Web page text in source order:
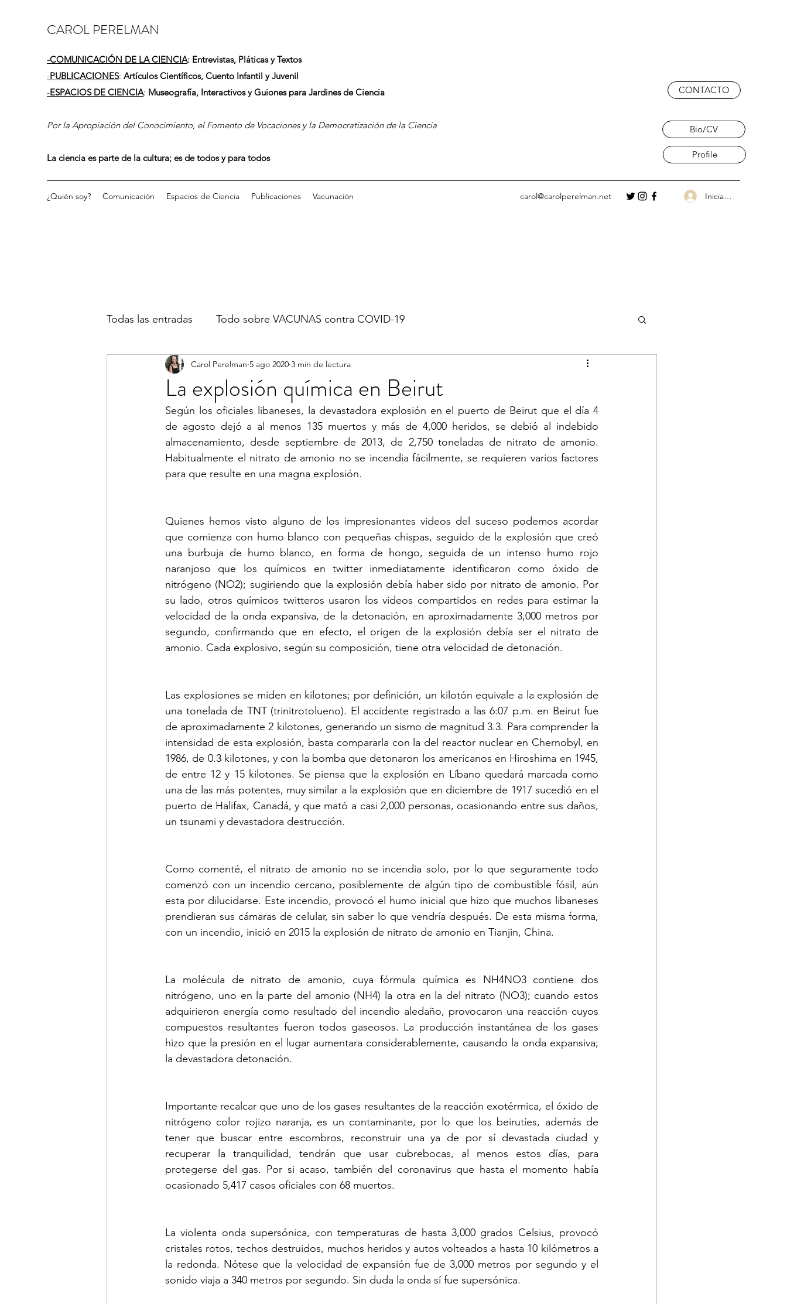
CAROL PERELMAN
-COMUNICACIÓN DE LA CIENCIA: Entrevistas, Pláticas y Textos
-PUBLICACIONES: Artículos Científicos, Cuento Infantil y Juvenil
-ESPACIOS DE CIENCIA: Museografía, Interactivos y Guiones para Jardines de Ciencia
Por la Apropiación del Conocimiento, el Fomento de Vocaciones y la Democratización de la Ciencia
La ciencia es parte de la cultura; es de todos y para todos
CONTACTO
Bio/CV
Profile
¿Quién soy? Comunicación Espacios de Ciencia Publicaciones Vacunación carol@carolperelman.net Iniciar sesión
Todas las entradas Todo sobre VACUNAS contra COVID-19
La explosión química en Beirut
Carol Perelman 5 ago 2020 3 min de lectura
Según los oficiales libaneses, la devastadora explosión en el puerto de Beirut que el día 4
de agosto dejó a al menos 135 muertos y más de 4,000 heridos, se debió al indebido
almacenamiento, desde septiembre de 2013, de 2,750 toneladas de nitrato de amonio.
Habitualmente el nitrato de amonio no se incendia fácilmente, se requieren varios factores
para que resulte en una magna explosión.
Quienes hemos visto alguno de los impresionantes videos del suceso podemos acordar
que comienza con humo blanco con pequeñas chispas, seguido de la explosión que creó
una burbuja de humo blanco, en forma de hongo, seguida de un intenso humo rojo
naranjoso que los químicos en twitter inmediatamente identificaron como óxido de
nitrógeno (NO2); sugiriendo que la explosión debía haber sido por nitrato de amonio. Por
su lado, otros químicos twitteros usaron los videos compartidos en redes para estimar la
velocidad de la onda expansiva, de la detonación, en aproximadamente 3,000 metros por
segundo, confirmando que en efecto, el origen de la explosión debía ser el nitrato de
amonio. Cada explosivo, según su composición, tiene otra velocidad de detonación.
Las explosiones se miden en kilotones; por definición, un kilotón equivale a la explosión de
una tonelada de TNT (trinitrotolueno). El accidente registrado a las 6:07 p.m. en Beirut fue
de aproximadamente 2 kilotones, generando un sismo de magnitud 3.3. Para comprender la
intensidad de esta explosión, basta compararla con la del reactor nuclear en Chernobyl, en
1986, de 0.3 kilotones, y con la bomba que detonaron los americanos en Hiroshima en 1945,
de entre 12 y 15 kilotones. Se piensa que la explosión en Líbano quedará marcada como
una de las más potentes, muy similar a la explosión que en diciembre de 1917 sucedió en el
puerto de Halifax, Canadá, y que mató a casi 2,000 personas, ocasionando entre sus daños,
un tsunami y devastadora destrucción.
Como comenté, el nitrato de amonio no se incendia solo, por lo que seguramente todo
comenzó con un incendio cercano, posiblemente de algún tipo de combustible fósil, aún
esta por dilucidarse. Este incendio, provocó el humo inicial que hizo que muchos libaneses
prendieran sus cámaras de celular, sin saber lo que vendría después. De esta misma forma,
con un incendio, inició en 2015 la explosión de nitrato de amonio en Tianjin, China.
La molécula de nitrato de amonio, cuya fórmula química es NH4NO3 contiene dos
nitrógeno, uno en la parte del amonio (NH4) la otra en la del nitrato (NO3); cuando estos
adquirieron energía como resultado del incendio aledaño, provocaron una reacción cuyos
compuestos resultantes fueron todos gaseosos. La producción instantánea de los gases
hizo que la presión en el lugar aumentara considerablemente, causando la onda expansiva;
la devastadora detonación.
Importante recalcar que uno de los gases resultantes de la reacción exotérmica, el óxido de
nitrógeno color rojizo naranja, es un contaminante, por lo que los beirutíes, además de
tener que buscar entre escombros, reconstruir una ya de por sí devastada ciudad y
recuperar la tranquilidad, tendrán que usar cubrebocas, al menos estos días, para
protegerse del gas. Por si acaso, también del coronavirus que hasta el momento había
ocasionado 5,417 casos oficiales con 68 muertos.
La violenta onda supersónica, con temperaturas de hasta 3,000 grados Celsius, provocó
cristales rotos, techos destruidos, muchos heridos y autos volteados a hasta 10 kilómetros a
la redonda. Nótese que la velocidad de expansión fue de 3,000 metros por segundo y el
sonido viaja a 340 metros por segundo. Sin duda la onda sí fue supersónica.